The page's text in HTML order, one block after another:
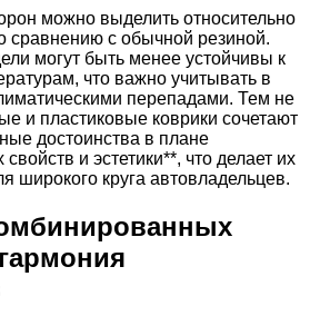
можно выделить относительно
сравнению с обычной резиной.
могут быть менее устойчивы к
что важно учитывать в
перепадами. Тем не
и пластиковые коврики сочетают
достоинства в плане
и эстетики**, что делает их
широкого круга автовладельцев.